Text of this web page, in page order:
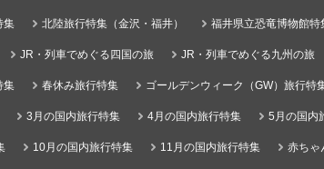
集 北陸旅行特集（金沢・福井） 福井県立恐竜博物館特
JR・列車でめぐる四国の旅 JR・列車でめぐる九州の旅
集 春休み旅行特集 ゴールデンウィーク（GW）旅行特
3月の国内旅行特集 4月の国内旅行特集 5月の国内
10月の国内旅行特集 11月の国内旅行特集 赤ちゃ